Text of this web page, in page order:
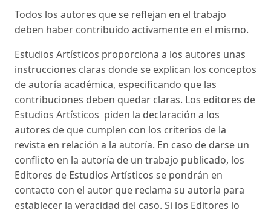
Todos los autores que se reflejan en el trabajo
deben haber contribuido activamente en el mismo.
Estudios Artísticos proporciona a los autores unas
instrucciones claras donde se explican los conceptos
de autoría académica, especificando que las
contribuciones deben quedar claras. Los editores de
Estudios Artísticos piden la declaración a los
autores de que cumplen con los criterios de la
revista en relación a la autoría. En caso de darse un
conflicto en la autoría de un trabajo publicado, los
Editores de Estudios Artísticos se pondrán en
contacto con el autor que reclama su autoría para
establecer la veracidad del caso. Si los Editores lo